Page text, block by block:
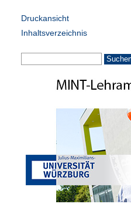
Druckansicht
Inhaltsverzeichnis